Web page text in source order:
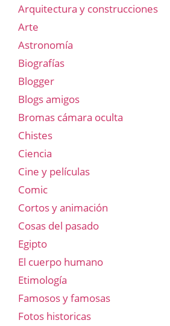
Arquitectura y construcciones
Arte
Astronomía
Biografías
Blogger
Blogs amigos
Bromas cámara oculta
Chistes
Ciencia
Cine y películas
Comic
Cortos y animación
Cosas del pasado
Egipto
El cuerpo humano
Etimología
Famosos y famosas
Fotos historicas